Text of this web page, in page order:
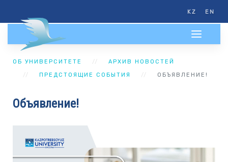
KZ EN
ОБ УНИВЕРСИТЕТЕ
АРХИВ НОВОСТЕЙ
ПРЕДСТОЯЩИЕ СОБЫТИЯ
ОБЪЯВЛЕНИЕ!
Объявление!